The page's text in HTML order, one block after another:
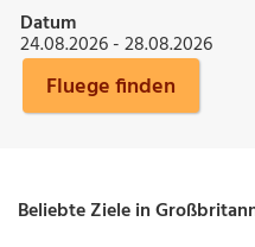
Datum
24.08.2026 - 28.08.2026
Fluege finden
Beliebte Ziele in